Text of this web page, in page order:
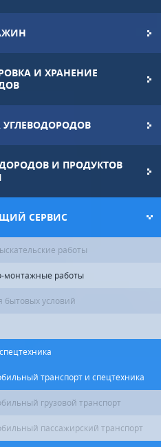
И ХРАНЕНИЕ
УГЛЕВОДОРОДОВ
И ПРОДУКТОВ
СЕРВИС
работы
монтажные работы
бытовых условий
транспорт и спецтехника
грузовой транспорт
пассажирский транспорт